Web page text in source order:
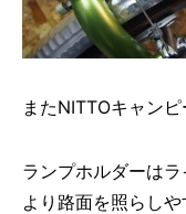
またNITTOキャン
ランプホルダーはラ
より路面を照らしや